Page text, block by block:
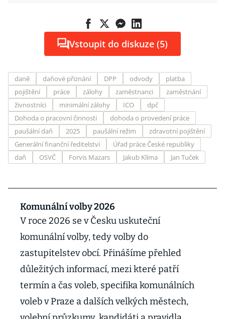
Vstoupit do diskuze (5)
daně daňové přiznání DPP odvody
platba
pojištění
práce zálohy zaměstnanci
zaměstnání
živnostníci
minimální zálohy ICO
dpč
Dohoda o pracovní činnosti
dohoda o provedení práce
paušální daň
2025 paušální režim
zdravotní pojištění
Generální finanční ředitelství
Úřad práce České republiky
daň
OSVČ Forvis Mazars Jakub Klíma Jan Tuček
Komunální volby 2026
V roce 2026 se v Česku uskuteční
komunální volby, tedy volby do
zastupitelstev obcí. Přinášíme přehled
důležitých informací, mezi které patří
termín a čas voleb, specifika komunálních
voleb v Praze a dalších velkých městech,